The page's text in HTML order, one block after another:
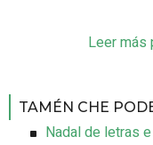
Leer más
TAMÉN CHE
Nadal de letras